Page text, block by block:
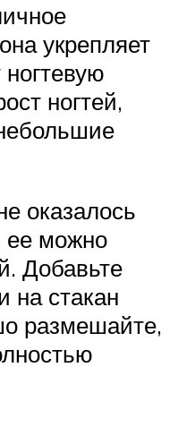
укрепляет
ногтевую
ногтей,
оказалось
ее можно
Добавьте
на стакан
размешайте,